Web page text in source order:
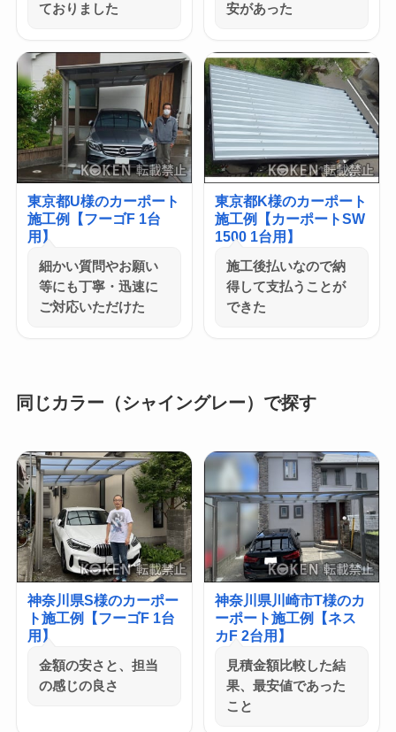
ておりました
安があった
東京都U様のカーポート
施工例【フーゴF 1台
用】
細かい質問やお願い
等にも丁寧・迅速に
ご対応いただけた
東京都K様のカーポート
施工例【カーポートSW
1500 1台用】
施工後払いなので納
得して支払うことが
できた
同じカラー（シャイングレー）で探す
神奈川県S様のカーポー
ト施工例【フーゴF 1台
用】
金額の安さと、担当
の感じの良さ
神奈川県川崎市T様のカ
ーポート施工例【ネス
カF 2台用】
見積金額比較した結
果、最安値であった
こと